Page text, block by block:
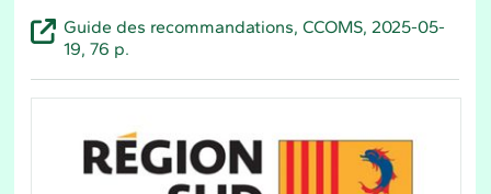
Guide des recommandations, CCOMS, 2025-05-
19, 76 p.